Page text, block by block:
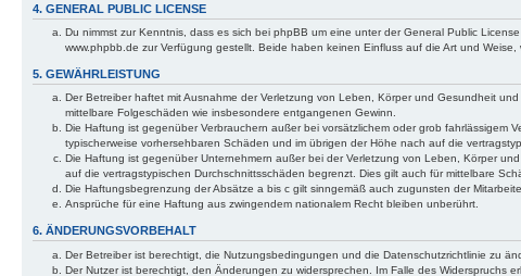
4. GENERAL PUBLIC LICENSE
Du nimmst zur Kenntnis, dass es sich bei phpBB um eine unter der General Public
www.phpbb.de zur Verfügung gestellt. Beide haben keinen Einfluss auf die Art und
5. GEWÄHRLEISTUNG
Der Betreiber haftet mit Ausnahme der Verletzung von Leben, Körper und Gesundheit
mittelbare Folgeschäden wie insbesondere entgangenen Gewinn.
Die Haftung ist gegenüber Verbrauchern außer bei vorsätzlichem oder grob
typischerweise vorhersehbaren Schäden und im übrigen der Höhe nach auf die
Die Haftung ist gegenüber Unternehmern außer bei der Verletzung von Leben, Körper
auf die vertragstypischen Durchschnittsschäden begrenzt. Dies gilt auch für mittelbare
Die Haftungsbegrenzung der Absätze a bis c gilt sinngemäß auch zugunsten der
Ansprüche für eine Haftung aus zwingendem nationalem Recht bleiben unberührt.
6. ÄNDERUNGSVORBEHALT
Der Betreiber ist berechtigt, die Nutzungsbedingungen und die Datenschutzrichtlinie zu
Der Nutzer ist berechtigt, den Änderungen zu widersprechen. Im Falle des Widerspruchs